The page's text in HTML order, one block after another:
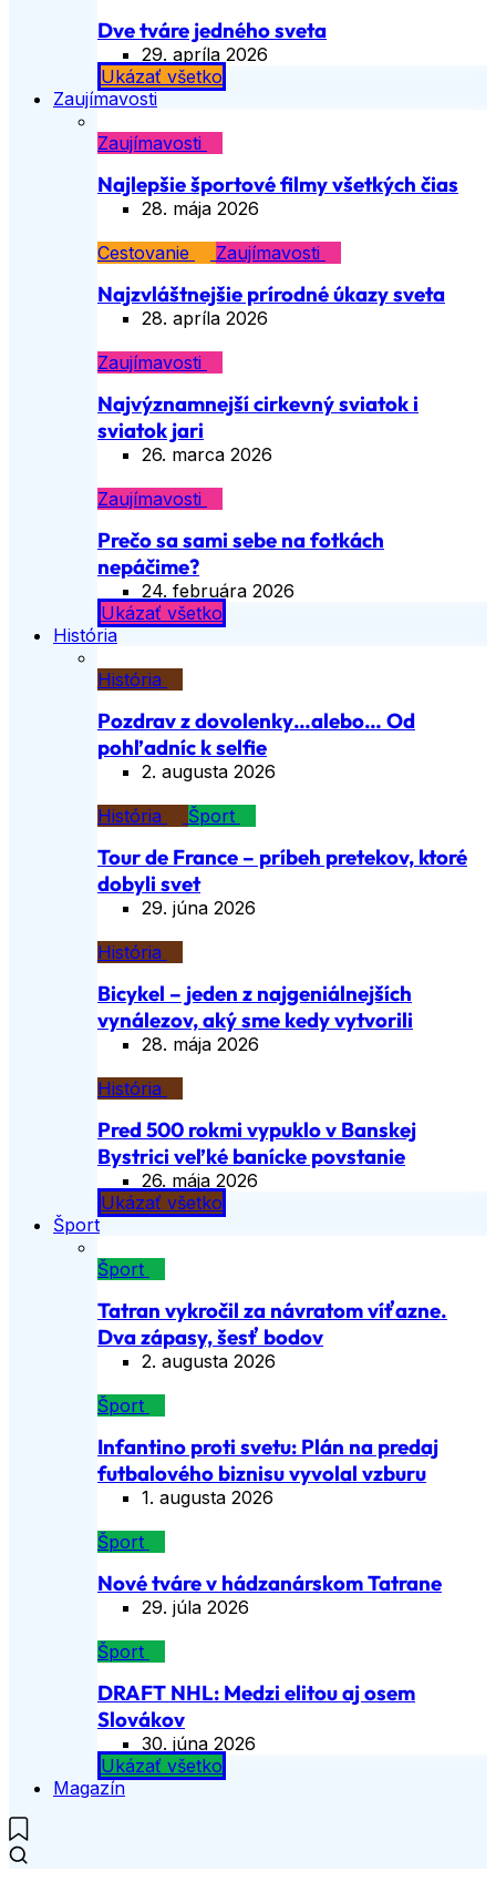
Dve tváre jedného sveta
29. apríla 2026
Ukázať všetko
Zaujímavosti
Zaujímavosti
Najlepšie športové filmy všetkých čias
28. mája 2026
Cestovanie
Zaujímavosti
Najzvláštnejšie prírodné úkazy sveta
28. apríla 2026
Zaujímavosti
Najvýznamnejší cirkevný sviatok i
sviatok jari
26. marca 2026
Zaujímavosti
Prečo sa sami sebe na fotkách
nepáčime?
24. februára 2026
Ukázať všetko
História
História
Pozdrav z dovolenky…alebo… Od
pohľadníc k selfie
2. augusta 2026
História
Šport
Tour de France – príbeh pretekov, ktoré
dobyli svet
29. júna 2026
História
Bicykel – jeden z najgeniálnejších
vynálezov, aký sme kedy vytvorili
28. mája 2026
História
Pred 500 rokmi vypuklo v Banskej
Bystrici veľké banícke povstanie
26. mája 2026
Ukázať všetko
Šport
Šport
Tatran vykročil za návratom víťazne.
Dva zápasy, šesť bodov
2. augusta 2026
Šport
Infantino proti svetu: Plán na predaj
futbalového biznisu vyvolal vzburu
1. augusta 2026
Šport
Nové tváre v hádzanárskom Tatrane
29. júla 2026
Šport
DRAFT NHL: Medzi elitou aj osem
Slovákov
30. júna 2026
Ukázať všetko
Magazín